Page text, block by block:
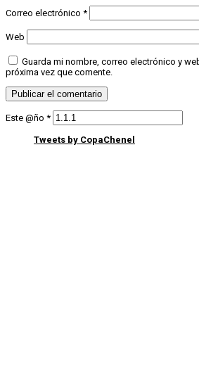
Correo electrónico *
Web
Guarda mi nombre, correo electrónico y
próxima vez que comente.
Este @ño *
Tweets by CopaChenel